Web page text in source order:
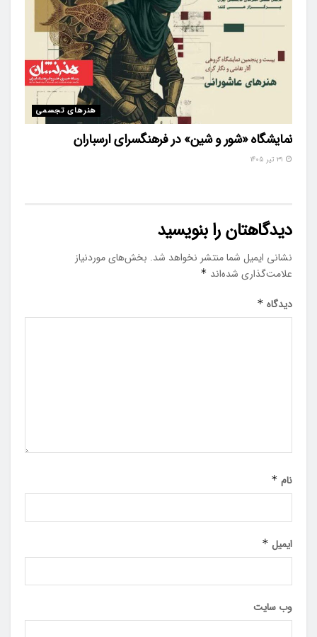
هنرهای تجسمی
نمایشگاه «شور و شین» در فرهنگسرای ارسباران
دیدگاهتان را بنویسید
نشانی ایمیل شما منتشر نخواهد شد. بخش‌های موردنیاز
علامت‌گذاری شده‌اند *
دیدگاه *
نام *
ایمیل *
وب‌ سایت